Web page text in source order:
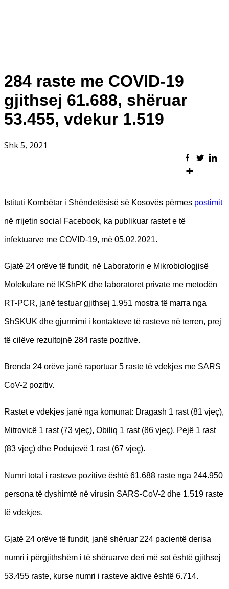
284 raste me COVID-19
gjithsej 61.688, shëruar
53.455, vdekur 1.519
Shk 5, 2021
Istituti Kombëtar i Shëndetësisë së Kosovës përmes postimit
në rrijetin social Facebook, ka publikuar rastet e të
infektuarve me COVID-19, më 05.02.2021.
Gjatë 24 orëve të fundit, në Laboratorin e Mikrobiologjisë
Molekulare në IKShPK dhe laboratoret private me metodën
RT-PCR, janë testuar gjithsej 1.951 mostra të marra nga
ShSKUK dhe gjurmimi i kontakteve të rasteve në terren, prej
të cilëve rezultojnë 284 raste pozitive.
Brenda 24 orëve janë raportuar 5 raste të vdekjes me SARS
CoV-2 pozitiv.
Rastet e vdekjes janë nga komunat: Dragash 1 rast (81 vjeç),
Mitrovicë 1 rast (73 vjeç), Obiliq 1 rast (86 vjeç), Pejë 1 rast
(83 vjeç) dhe Podujevë 1 rast (67 vjeç).
Numri total i rasteve pozitive është 61.688 raste nga 244.950
persona të dyshimtë në virusin SARS-CoV-2 dhe 1.519 raste
të vdekjes.
Gjatë 24 orëve të fundit, janë shëruar 224 pacientë derisa
numri i përgjithshëm i të shëruarve deri më sot është gjithsej
53.455 raste, kurse numri i rasteve aktive është 6.714.